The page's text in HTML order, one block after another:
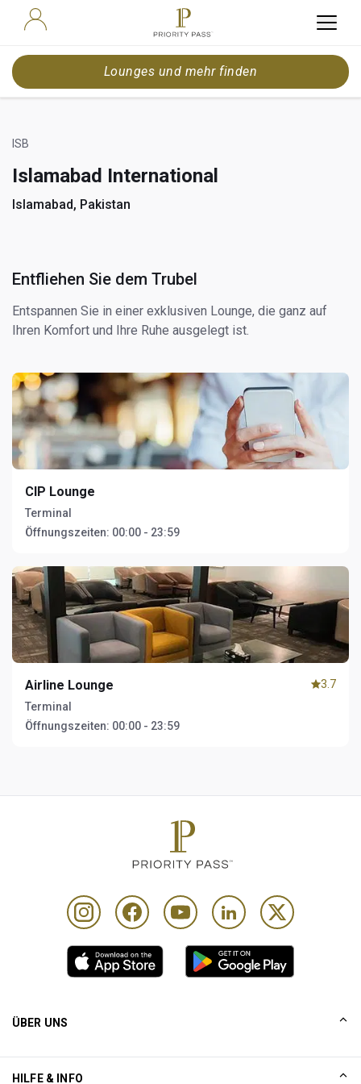
Lounges und mehr finden
ISB
Islamabad International
Islamabad, Pakistan
Entfliehen Sie dem Trubel
Entspannen Sie in einer exklusiven Lounge, die ganz auf
Ihren Komfort und Ihre Ruhe ausgelegt ist.
CIP Lounge
Terminal
Öffnungszeiten: 00:00 - 23:59
Airline Lounge
Terminal
Öffnungszeiten: 00:00 - 23:59
3.7
ÜBER UNS
HILFE & INFO